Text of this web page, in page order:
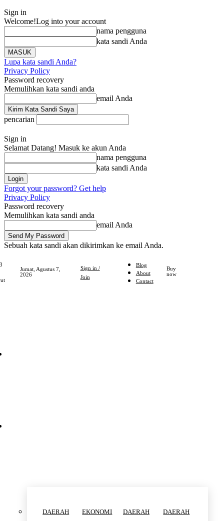
Sign in
Welcome!Log into your account
nama pengguna
kata sandi Anda
Lupa kata sandi Anda?
Privacy Policy
Password recovery
Memulihkan kata sandi anda
email Anda
pencarian
Sign in
Selamat Datang! Masuk ke akun Anda
nama pengguna
kata sandi Anda
Forgot your password? Get help
Privacy Policy
Password recovery
Memulihkan kata sandi anda
email Anda
Sebuah kata sandi akan dikirimkan ke email Anda.
Jumat, Agustus 7,
2026
Sign in /
Join
Blog
About
Contact
Buy
now
DAERAH EKONOMI DAERAH DAERAH